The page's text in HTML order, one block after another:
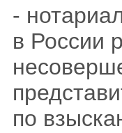
-
в России
по